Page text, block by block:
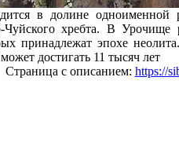
в долине
хребта. В Урочище
принадлежат эпохе
достигать 11 тысяч лет
Страница с описанием: https://